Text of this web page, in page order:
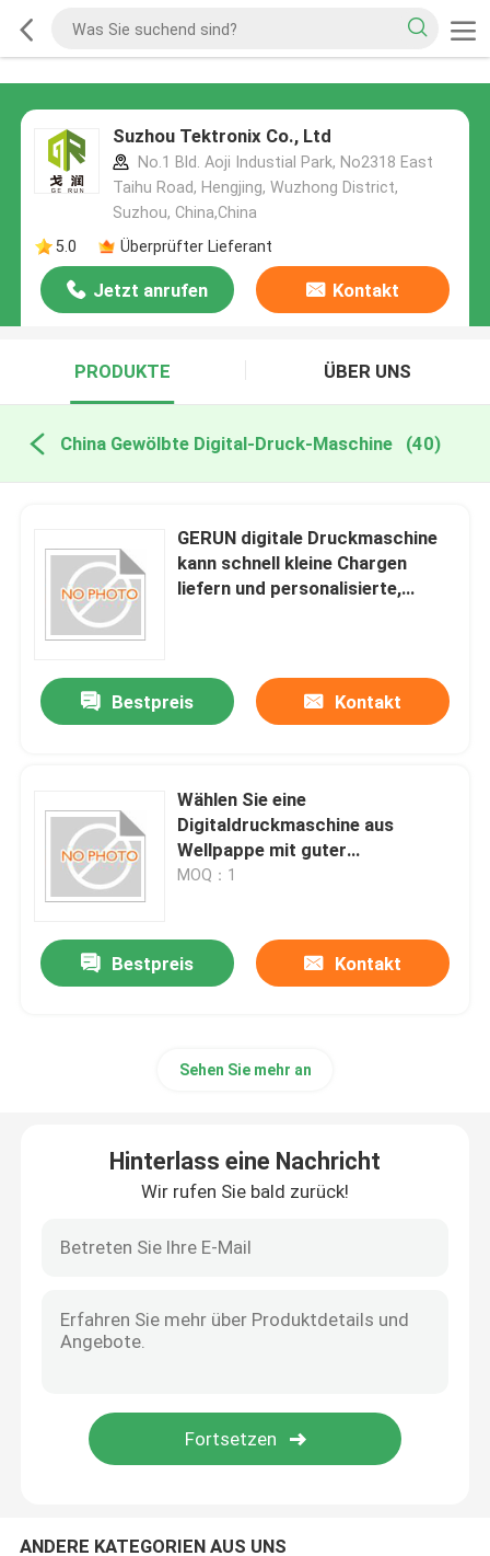
Suzhou Tektronix Co., Ltd
No.1 Bld. Aoji Industial Park, No2318 East
Taihu Road, Hengjing, Wuzhong District,
Suzhou, China,China
5.0
Überprüfter Lieferant
Jetzt anrufen Kontakt
PRODUKTE ÜBER UNS
China Gewölbte Digital-Druck-Maschine (40)
GERUN digitale Druckmaschine
kann schnell kleine Chargen
liefern und personalisierte,
Bestpreis Kontakt
Wählen Sie eine
Digitaldruckmaschine aus
Wellpappe mit guter
Druckqualität und hoher
MOQ：1
Bestpreis Kontakt
Sehen Sie mehr an
Hinterlass eine Nachricht
Wir rufen Sie bald zurück!
ANDERE KATEGORIEN AUS UNS